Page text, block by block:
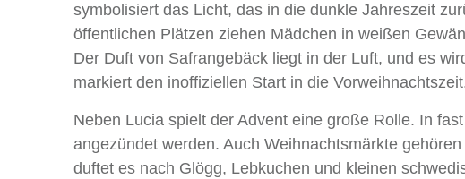
symbolisiert das Licht, das in die dunkle Jahreszeit
öffentlichen Plätzen ziehen Mädchen in weißen
Der Duft von Safrangebäck liegt in der Luft, und es
markiert den inoffiziellen Start in die
Neben Lucia spielt der Advent eine große Rolle. In
angezündet werden. Auch Weihnachtsmärkte
duftet es nach Glögg, Lebkuchen und kleinen